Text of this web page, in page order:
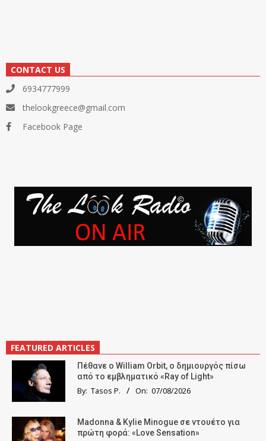
CONTACT US
6934777999
thelookgreece@gmail.com
Facebook Page
FEATURED ARTICLES
Πέθανε ο William Orbit, ο δημιουργός πίσω
από το εμβληματικό «Ray of Light»
By: Tasos P. On: 07/08/2026
Madonna & Kylie Minogue σε ντουέτο για
πρώτη φορά: «Love Sensation»